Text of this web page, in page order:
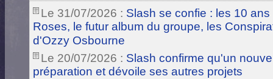
Le 31/07/2026 : Slash se confie : les 10
Roses, le futur album du groupe, les
d'Ozzy Osbourne
Le 20/07/2026 : Slash confirme qu'un
préparation et dévoile ses autres projets